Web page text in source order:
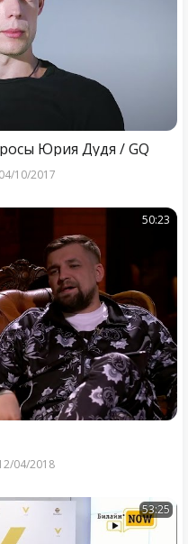
Юрия Дудя / GQ
04/10/2017
50:23
04/2018
53:25